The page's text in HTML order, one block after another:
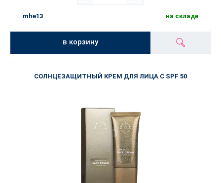
mhe13 на складе
в корзину
СОЛНЦЕЗАЩИТНЫЙ КРЕМ ДЛЯ ЛИЦА С SPF 50